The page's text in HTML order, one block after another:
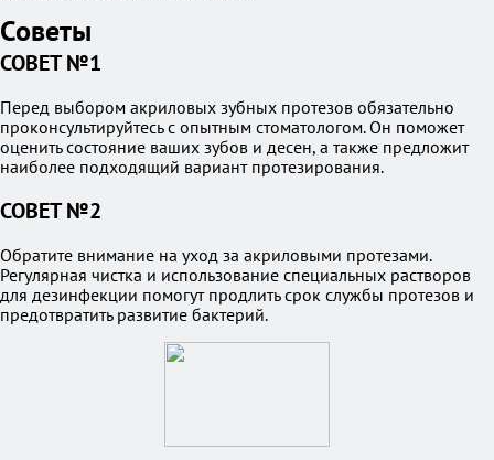
Советы
СОВЕТ №1
Перед выбором акриловых зубных протезов обязательно
проконсультируйтесь с опытным стоматологом. Он поможет
оценить состояние ваших зубов и десен, а также предложит
наиболее подходящий вариант протезирования.
СОВЕТ №2
Обратите внимание на уход за акриловыми протезами.
Регулярная чистка и использование специальных растворов
для дезинфекции помогут продлить срок службы протезов и
предотвратить развитие бактерий.